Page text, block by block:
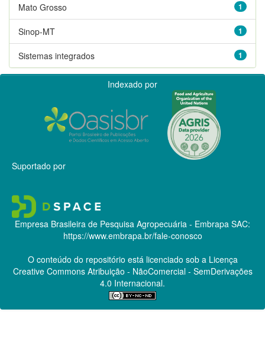
1
Mato Grosso
1
Sinop-MT
1
Sistemas integrados
Indexado por
Suportado por
Empresa Brasileira de Pesquisa Agropecuária - Embrapa SAC:
https://www.embrapa.br/fale-conosco
O conteúdo do repositório está licenciado sob a Licença
Creative CommonsAtribuição - NãoComercial - SemDerivações
4.0 Internacional.